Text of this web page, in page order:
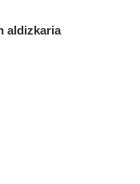
aldizkaria